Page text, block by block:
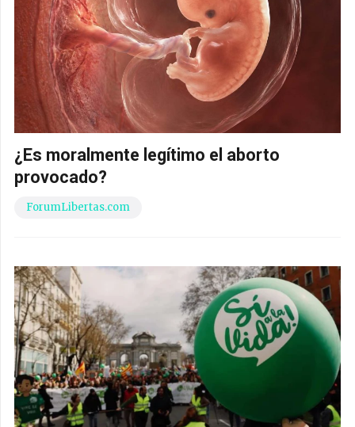
¿Es moralmente legítimo el aborto
provocado?
ForumLibertas.com